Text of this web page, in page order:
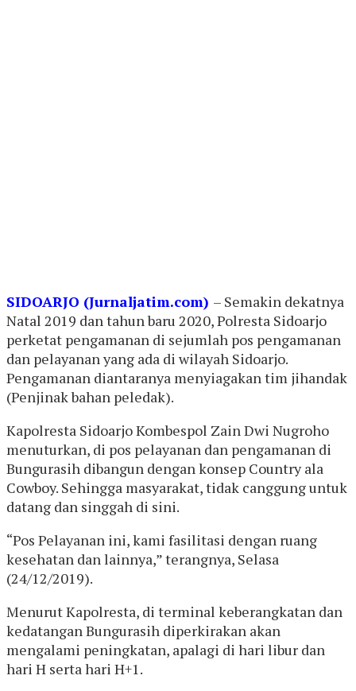
SIDOARJO (Jurnaljatim.com) – Semakin dekatnya
Natal 2019 dan tahun baru 2020, Polresta Sidoarjo
perketat pengamanan di sejumlah pos pengamanan
dan pelayanan yang ada di wilayah Sidoarjo.
Pengamanan diantaranya menyiagakan tim jihandak
(Penjinak bahan peledak).
Kapolresta Sidoarjo Kombespol Zain Dwi Nugroho
menuturkan, di pos pelayanan dan pengamanan di
Bungurasih dibangun dengan konsep Country ala
Cowboy. Sehingga masyarakat, tidak canggung untuk
datang dan singgah di sini.
“Pos Pelayanan ini, kami fasilitasi dengan ruang
kesehatan dan lainnya,” terangnya, Selasa
(24/12/2019).
Menurut Kapolresta, di terminal keberangkatan dan
kedatangan Bungurasih diperkirakan akan
mengalami peningkatan, apalagi di hari libur dan
hari H serta hari H+1.